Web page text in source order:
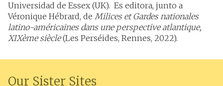
Universidad de Essex (UK). Es editora, junto a
Véronique Hébrard, de Milices et Gardes nationales
latino-américaines dans une perspective atlantique,
XIXème siècle(Les Perséides, Rennes, 2022).
Our Sister Sites